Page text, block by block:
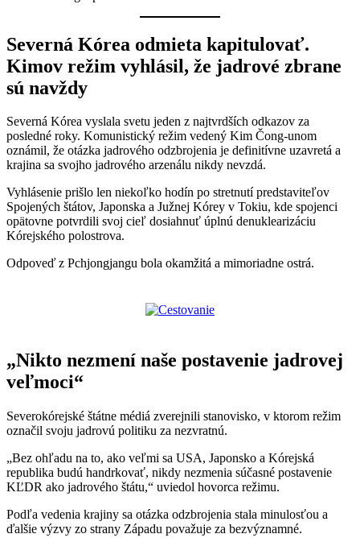
Severná Kórea odmieta kapitulovať.
Kimov režim vyhlásil, že jadrové zbrane
sú navždy
Severná Kórea vyslala svetu jeden z najtvrdších odkazov za
posledné roky. Komunistický režim vedený Kim Čong-unom
oznámil, že otázka jadrového odzbrojenia je definitívne uzavretá a
krajina sa svojho jadrového arzenálu nikdy nevzdá.
Vyhlásenie prišlo len niekoľko hodín po stretnutí predstaviteľov
Spojených štátov, Japonska a Južnej Kórey v Tokiu, kde spojenci
opätovne potvrdili svoj cieľ dosiahnuť úplnú denuklearizáciu
Kórejského polostrova.
Odpoveď z Pchjongjangu bola okamžitá a mimoriadne ostrá.
„Nikto nezmení naše postavenie jadrovej
veľmoci“
Severokórejské štátne médiá zverejnili stanovisko, v ktorom režim
označil svoju jadrovú politiku za nezvratnú.
„Bez ohľadu na to, ako veľmi sa USA, Japonsko a Kórejská
republika budú handrkovať, nikdy nezmenia súčasné postavenie
KĽDR ako jadrového štátu,“ uviedol hovorca režimu.
Podľa vedenia krajiny sa otázka odzbrojenia stala minulosťou a
ďalšie výzvy zo strany Západu považuje za bezvýznamné.